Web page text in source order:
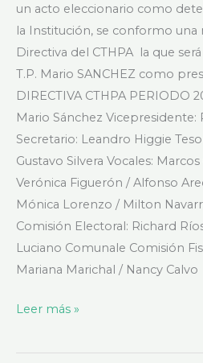
un acto eleccionario como
la Institución, se conformo una
Directiva del CTHPA la que
T.P. Mario SANCHEZ como
DIRECTIVA CTHPA PERIODO
Mario Sánchez Vicepresidente:
Secretario: Leandro Higgie
Gustavo Silvera Vocales:
Verónica Figuerón / Alfonso
Mónica Lorenzo / Milton
Comisión Electoral: Richard
Luciano Comunale Comisión
Mariana Marichal / Nancy Calvo
Leer más »